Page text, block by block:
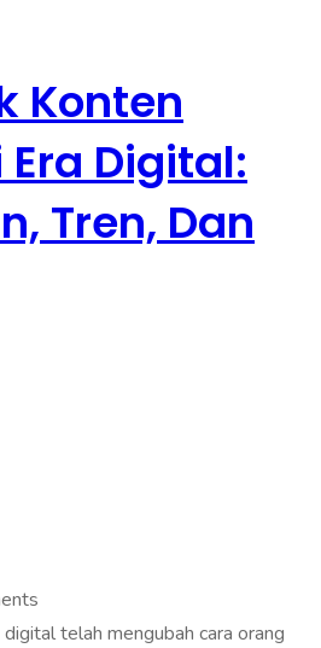
Konten
Digital:
Tren, Dan
telah mengubah cara orang